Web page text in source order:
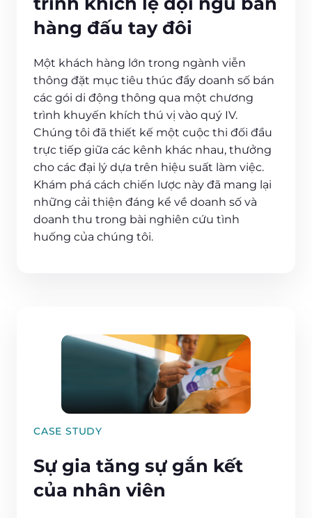
hàng đấu tay đôi
Một khách hàng lớn trong ngành viễn
thông đặt mục tiêu thúc đẩy doanh số bán
các gói di động thông qua một chương
trình khuyến khích thú vị vào quý IV.
Chúng tôi đã thiết kế một cuộc thi đối đầu
trực tiếp giữa các kênh khác nhau, thưởng
cho các đại lý dựa trên hiệu suất làm việc.
Khám phá cách chiến lược này đã mang lại
những cải thiện đáng kể về doanh số và
doanh thu trong bài nghiên cứu tình
huống của chúng tôi.
CASE STUDY
Sự gia tăng sự gắn kết
của nhân viên